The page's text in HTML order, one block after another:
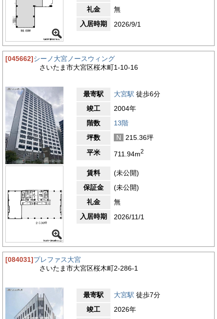
礼金
無
入居時期
2026/9/1
[045662]シーノ大宮ノースウィング
さいたま市大宮区桜木町1-10-16
最寄駅 大宮駅 徒歩6分
竣工
2004年
階数
13階
坪数
N
215.36坪
平米
711.94m2
賃料
(未公開)
保証金
(未公開)
礼金
無
入居時期
2026/11/1
[084031]プレファス大宮
さいたま市大宮区桜木町2-286-1
最寄駅 大宮駅 徒歩7分
竣工
2026年